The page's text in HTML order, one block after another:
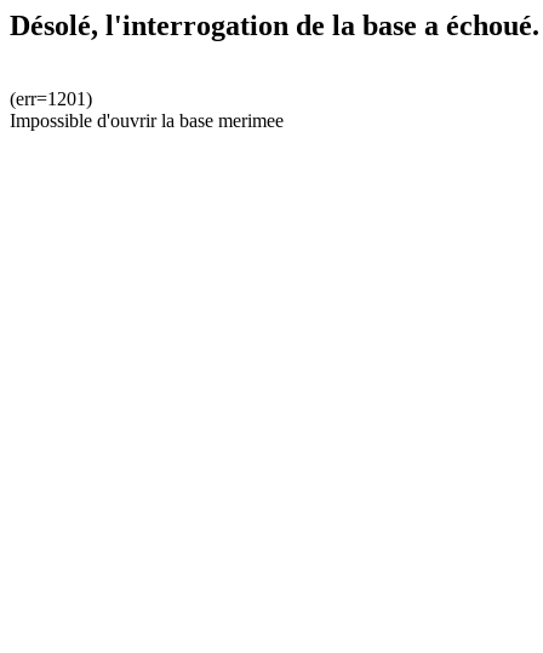
Désolé, l'interrogation de la base a échoué.
(err=1201)
Impossible d'ouvrir la base merimee